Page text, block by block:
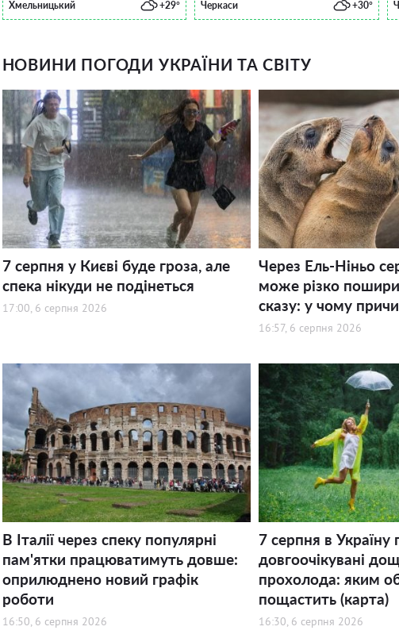
Хмельницький +29° Черкаси +30°
НОВИНИ ПОГОДИ УКРАЇНИ ТА СВІТУ
7 серпня у Києві буде гроза, але
спека нікуди не подінеться
17:00, 6 серпня 2026
Через Ель-Ніньо
може різко
сказу: у чому
16:57, 6 серпня 2026
В Італії через спеку популярні
пам'ятки працюватимуть довше:
оприлюднено новий графік
роботи
16:50, 6 серпня 2026
7 серпня в Україну
довгоочікувані
прохолода: яким
пощастить (карта)
16:30, 6 серпня 2026